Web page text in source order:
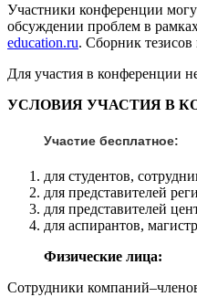
Участники конференции
обсуждении проблем в
education.ru. Сборник
Для участия в конференции
УСЛОВИЯ УЧАСТИЯ В
Участие бесплатное:
для студентов,
для представителей
для представителей
для аспирантов,
Физические лица:
Сотрудники